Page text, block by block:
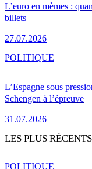
L’euro en mèmes :
billets
27.07.2026
L’Espagne sous
Schengen à l’épreuve
31.07.2026
POLITIQUE
LES PLUS RÉCENTS
POLITIQUE